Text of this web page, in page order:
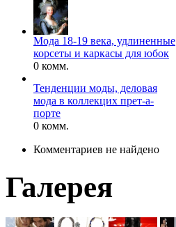
Мода 18-19 века, удлиненные
корсеты и каркасы для юбок
0 комм.
Тенденции моды, деловая
мода в коллекцих прет-а-
порте
0 комм.
Комментариев не найдено
Галерея